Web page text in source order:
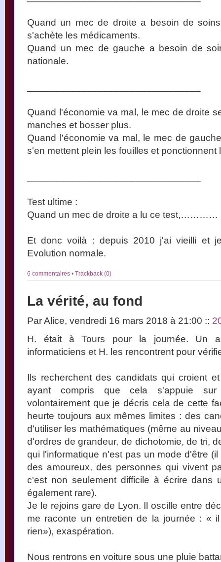
Quand un mec de droite a besoin de
s'achète les médicaments.
Quand un mec de gauche a besoin de
nationale.
Quand l'économie va mal, le mec de droite
manches et bosser plus.
Quand l'économie va mal, le mec de
s'en mettent plein les fouilles et ponctionnent
Test ultime :
Quand un mec de droite a lu ce test,…………
Et donc voilà : depuis 2010 j'ai vieilli et
Evolution normale.
6 commentaires • Trackback (0)
La vérité, au fond
Par Alice, vendredi 16 mars 2018 à 21:00 ::
H. était à Tours pour la journée. Un
informaticiens et H. les rencontrent pour
Ils recherchent des candidats qui croient
ayant compris que cela s'appuie sur
volontairement que je décris cela de cette
heurte toujours aux mêmes limites : des
d'utiliser les mathématiques (même au
d'ordres de grandeur, de dichotomie, de tri,
qui l'informatique n'est pas un mode d'être
des amoureux, des personnes qui vivent
c'est non seulement difficile à écrire dans
également rare).
Je le rejoins gare de Lyon. Il oscille entre
me raconte un entretien de la journée : «
rien»), exaspération.
Nous rentrons en voiture sous une pluie